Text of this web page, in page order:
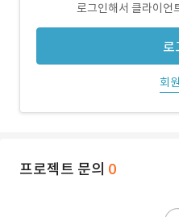
로그인해서 클라이언
로
회
프로젝트 문의 0